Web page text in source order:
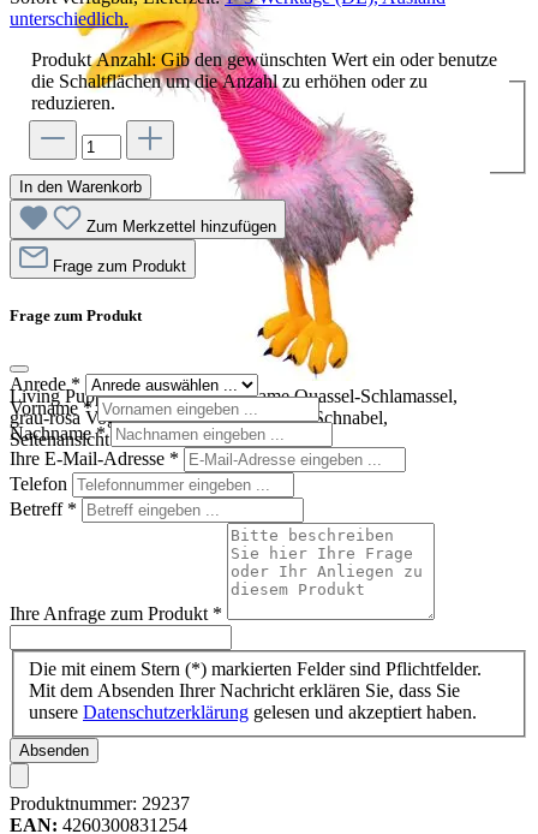
Living Puppets Handpuppe Madame Quassel-Schlamassel,
grau-rosa Vogel mit geöffnetem gelbem Schnabel,
Seitenansicht
unterschiedlich.
Produkt Anzahl: Gib den gewünschten Wert ein oder benutze
die Schaltflächen um die Anzahl zu erhöhen oder zu
reduzieren.
In den Warenkorb
Zum Merkzettel hinzufügen
Frage zum Produkt
Frage zum Produkt
Anrede *
Vorname*
Nachname*
Ihre E-Mail-Adresse *
Telefon
Betreff *
Ihre Anfrage zum Produkt *
Die mit einem Stern (*) markierten Felder sind Pflichtfelder.
Mit dem Absenden Ihrer Nachricht erklären Sie, dass Sie
unsere Datenschutzerklärung gelesen und akzeptiert haben.
Absenden
Produktnummer: 29237
EAN: 4260300831254